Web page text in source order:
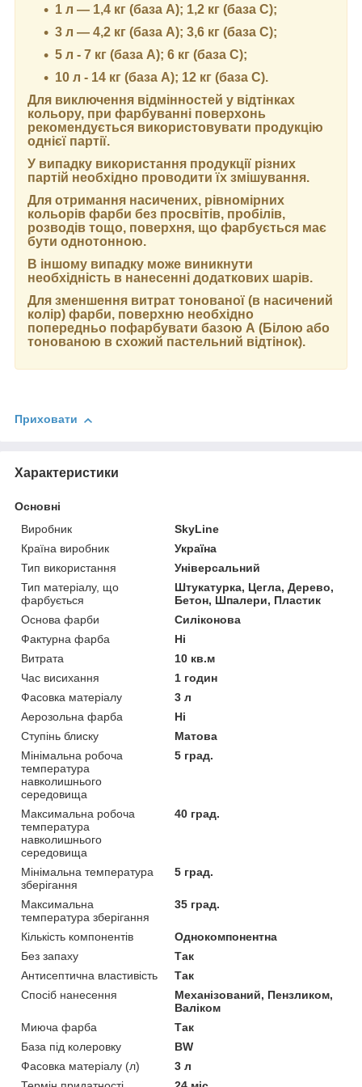
1 л — 1,4 кг (база А); 1,2 кг (база С);
3 л — 4,2 кг (база А); 3,6 кг (база C);
5 л - 7 кг (база А); 6 кг (база С);
10 л - 14 кг (база А); 12 кг (база С).
Для виключення відмінностей у відтінках
кольору, при фарбуванні поверхонь
рекомендується використовувати продукцію
однієї партії.
У випадку використання продукції різних
партій необхідно проводити їх змішування.
Для отримання насичених, рівномірних
кольорів фарби без просвітів, пробілів,
розводів тощо, поверхня, що фарбується має
бути однотонною.
В іншому випадку може виникнути
необхідність в нанесенні додаткових шарів.
Для зменшення витрат тонованої (в насичений
колір) фарби, поверхню необхідно
попередньо пофарбувати базою А (Білою або
тонованою в схожий пастельний відтінок).
Приховати
Характеристики
Основні
Виробник
SkyLine
Країна виробник
Україна
Тип використання
Універсальний
Тип матеріалу, що
фарбується
Штукатурка, Цегла, Дерево,
Бетон, Шпалери, Пластик
Основа фарби
Силіконова
Фактурна фарба
Ні
Витрата
10 кв.м
Час висихання
1 годин
Фасовка матеріалу
3 л
Аерозольна фарба
Ні
Ступінь блиску
Матова
Мінімальна робоча
температура
навколишнього
середовища
5 град.
Максимальна робоча
температура
навколишнього
середовища
40 град.
Мінімальна температура
зберігання
5 град.
Максимальна
температура зберігання
35 град.
Кількість компонентів
Однокомпонентна
Без запаху
Так
Антисептична властивість
Так
Спосіб нанесення
Механізований, Пензликом,
Валіком
Миюча фарба
Так
База під колеровку
BW
Фасовка матеріалу (л)
3 л